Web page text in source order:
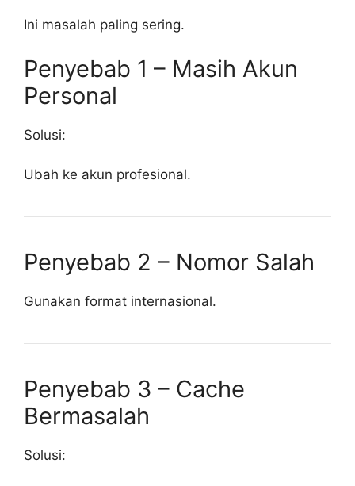
Ini masalah paling sering.
Penyebab 1 – Masih Akun
Personal
Solusi:
Ubah ke akun profesional.
Penyebab 2 – Nomor Salah
Gunakan format internasional.
Penyebab 3 – Cache
Bermasalah
Solusi: